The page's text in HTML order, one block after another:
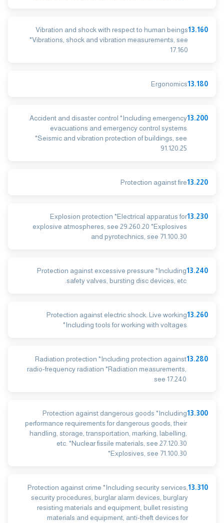
13.160
Vibration and shock with respect to human beings
*Vibrations, shock and vibration measurements, see
17.160
13.180
Ergonomics
13.200
Accident and disaster control *Including emergency
evacuations and emergency control systems
*Seismic and vibration protection of buildings, see
91.120.25
13.220
Protection against fire
13.230
Explosion protection *Electrical apparatus for
explosive atmospheres, see 29.260.20 *Explosives
and pyrotechnics, see 71.100.30
13.240
Protection against excessive pressure *Including
safety valves, bursting disc devices, etc.
13.260
Protection against electric shock. Live working
*Including tools for working with voltages
13.280
Radiation protection *Including protection against
radio-frequency radiation *Radiation measurements,
see 17.240
13.300
Protection against dangerous goods *Including
performance requirements for dangerous goods, their
handling, storage, transportation, marking, labelling,
etc. *Nuclear fissile materials, see 27.120.30
*Explosives, see 71.100.30
13.310
Protection against crime *Including security services,
security procedures, burglar alarm devices, burglary
resisting materials and equipment, bullet resisting
materials and equipment, anti-theft devices for